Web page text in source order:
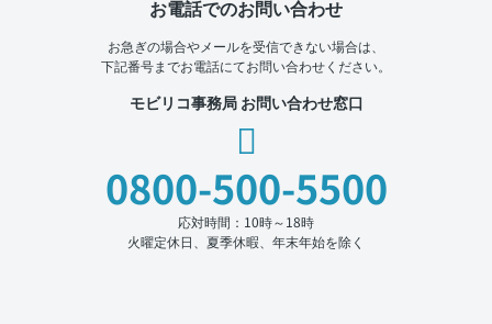
お電話でのお問い合わせ
お急ぎの場合やメールを受信できない場合は、
下記番号までお電話にてお問い合わせください。
モビリコ事務局 お問い合わせ窓口
0800-500-5500
応対時間：10時～18時
火曜定休日、夏季休暇、年末年始を除く